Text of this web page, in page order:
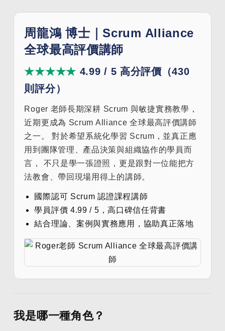
周龍鴻 博士｜Scrum Alliance
全球最高評價講師
★★★★★ 4.99 / 5 高分評價（430
則評分）
Roger 老師長期深耕 Scrum 與敏捷實務教學，
近期更成為 Scrum Alliance 全球最高評價講師
之一。 對於希望系統化學習 Scrum，並真正應
用到團隊管理、產品決策與組織協作的學員而
言， 不只是學一張證照，更是跟對一位能把方
法教會、帶回現場用得上的講師。
國際認可 Scrum 認證課程講師
學員評價 4.99 / 5，高口碑信任背書
結合理論、案例與實務應用，協助真正落地
我是哪一種角色？